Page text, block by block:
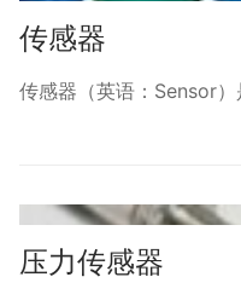
传感器
传感器（英语：Sensor
压力传感器